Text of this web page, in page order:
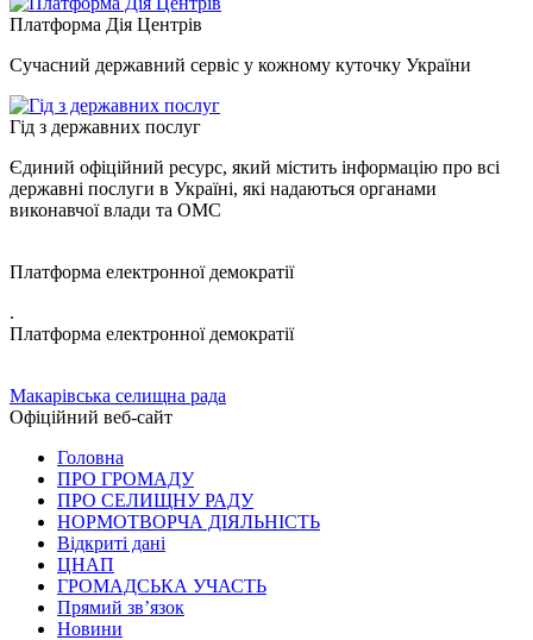
Платформа Дія Центрів
Сучасний державний сервіс у кожному куточку України
Гід з державних послуг
Єдиний офіційний ресурс, який містить інформацію про всі
державні послуги в Україні, які надаються органами
виконавчої влади та ОМС
Платформа електронної демократії
.
Платформа електронної демократії
Макарівська селищна рада
Офіційний веб-сайт
Головна
ПРО ГРОМАДУ
ПРО СЕЛИЩНУ РАДУ
НОРМОТВОРЧА ДІЯЛЬНІСТЬ
Відкриті дані
ЦНАП
ГРОМАДСЬКА УЧАСТЬ
Прямий зв’язок
Новини